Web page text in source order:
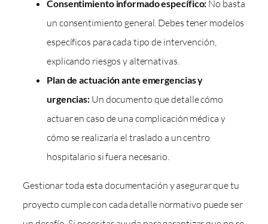
Consentimiento informado específico: No basta
un consentimiento general. Debes tener modelos
específicos para cada tipo de intervención,
explicando riesgos y alternativas.
Plan de actuación ante emergencias y
urgencias: Un documento que detalle cómo
actuar en caso de una complicación médica y
cómo se realizaría el traslado a un centro
hospitalario si fuera necesario.
Gestionar toda esta documentación y asegurar que tu
proyecto cumple con cada detalle normativo puede ser